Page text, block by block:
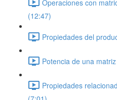
Operaciones con
(12:47)
Propiedades del
Potencia de una
Propiedades